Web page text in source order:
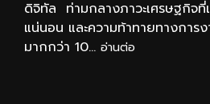
ดิจิทัล ท่ามกลางภาวะเศรษฐกิจที่
แน่นอน และความท้าทายทางการ
มากกว่า 10... อ่านต่อ